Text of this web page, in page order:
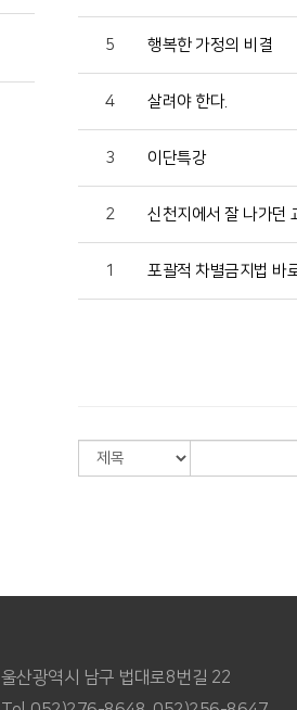
5 행복한 가정의 비결
4 살려야 한다.
3 이단특강
2 신천지에서 잘 나가던
1 포괄적 차별금지법 바
울산광역시 남구 법대로8번길 22